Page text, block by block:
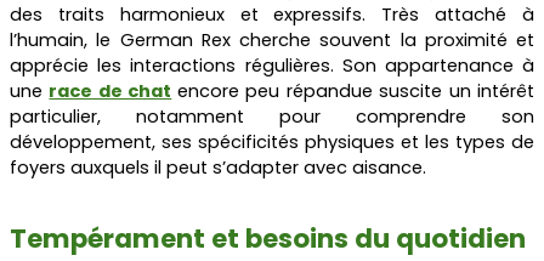
des traits harmonieux et expressifs. Très attaché à
l’humain, le German Rex cherche souvent la proximité et
apprécie les interactions régulières. Son appartenance à
une race de chat encore peu répandue suscite un intérêt
particulier, notamment pour comprendre son
développement, ses spécificités physiques et les types de
foyers auxquels il peut s’adapter avec aisance.
Tempérament et besoins du quotidien